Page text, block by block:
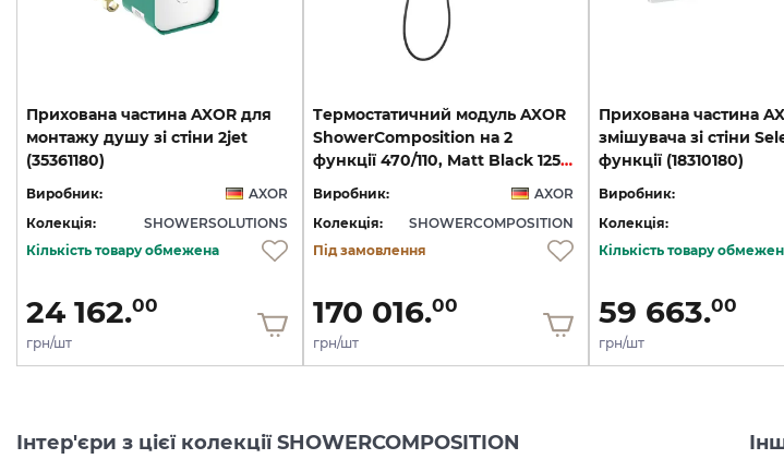
Прихована частина AXOR для
монтажу душу зі стіни 2jet
(35361180)
Виробник:
AXOR
Колекція:
SHOWERSOLUTIONS
Кількість товару обмежена
24 162.00
грн/шт
Tермостатичний модуль AXOR
ShowerComposition на 2
функції 470/110, Matt Black 12571670
Виробник:
AXOR
Колекція:
SHOWERCOMPOSITION
Під замовлення
170 016.00
грн/шт
Прихована частина
змішувача зі стіни
функції (18310180)
Виробник:
Колекція:
Кількість товару
59 663.00
грн/шт
Інтер'єри з цієї колекції SHOWERCOMPOSITION